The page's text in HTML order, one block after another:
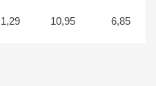
1,29 10,95 6,85